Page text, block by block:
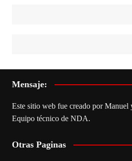
Mensaje:
Este sitio web fue creado por Manuel
Equipo técnico de NDA.
Otras Paginas